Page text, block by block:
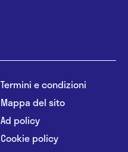
Termini e condizioni
Mappa del sito
Ad policy
Cookie policy